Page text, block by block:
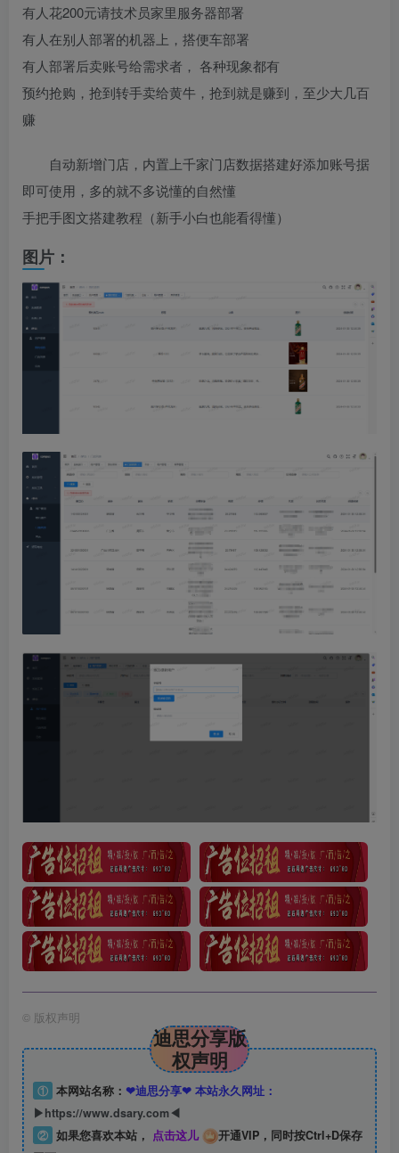
有人花200元请技术员家里服务器部署
有人在别人部署的机器上，搭便车部署
有人部署后卖账号给需求者， 各种现象都有
预约抢购，抢到转手卖给黄牛，抢到就是赚到，至少大几百
赚
自动新增门店，内置上千家门店数据搭建好添加账号据
即可使用，多的就不多说懂的自然懂
手把手图文搭建教程（新手小白也能看得懂）
图片：
© 版权声明
迪思分享版
权声明
① 本网站名称： ❤迪思分享❤ 本站永久网址：
▶https://www.dsary.com◀
② 如果您喜欢本站， 点击这儿
开通VIP，同时按Ctrl+D保存